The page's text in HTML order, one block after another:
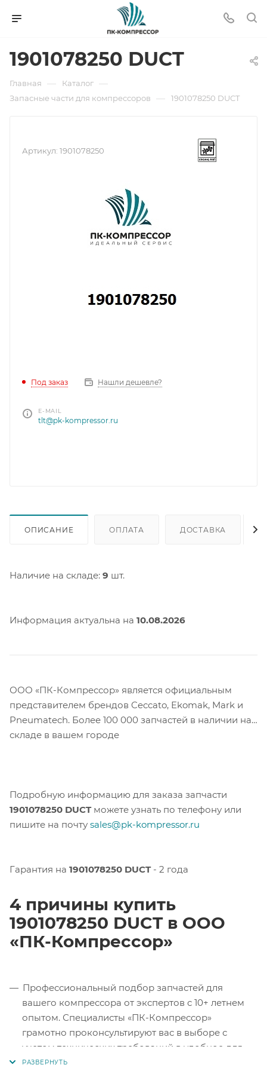
1901078250 DUCT
Главная — Каталог —
Запасные части для компрессоров — 1901078250 DUCT
Артикул: 1901078250
Под заказ Нашли дешевле?
E-MAIL
tlt@pk-kompressor.ru
ОПИСАНИЕ ОПЛАТА ДОСТАВКА
Наличие на складе: 9 шт.
Информация актуальна на 10.08.2026
ООО «ПК-Компрессор» является официальным
представителем брендов Ceccato, Ekomak, Mark и
Pneumatech. Более 100 000 запчастей в наличии на
складе в вашем городе
Подробную информацию для заказа запчасти
1901078250 DUCTможете узнать по телефону или
пишите на почту sales@pk-kompressor.ru
Гарантия на 1901078250 DUCT- 2 года
4 причины купить
1901078250 DUCT в ООО
«ПК-Компрессор»
Профессиональный подбор запчастей для
вашего компрессора от экспертов с 10+ летнем
опытом. Специалисты «ПК-Компрессор»
грамотно проконсультируют вас в выборе с
учетом технических требований в удобное для
вас время.